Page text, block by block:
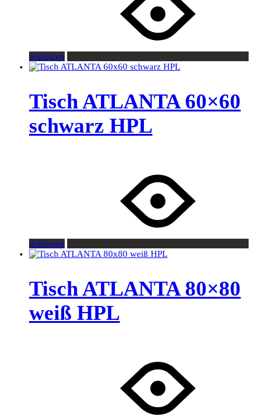
Anfragen
Tisch ATLANTA 60×60
schwarz HPL
Anfragen
Tisch ATLANTA 80×80
weiß HPL